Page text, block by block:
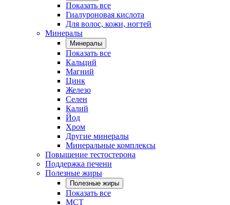
Показать все
Гиалуроновая кислота
Для волос, кожи, ногтей
Минералы
Минералы
Показать все
Кальций
Магний
Цинк
Железо
Селен
Калий
Йод
Хром
Другие минералы
Минеральные комплексы
Повышение тестостерона
Поддержка печени
Полезные жиры
Полезные жиры
Показать все
MCT